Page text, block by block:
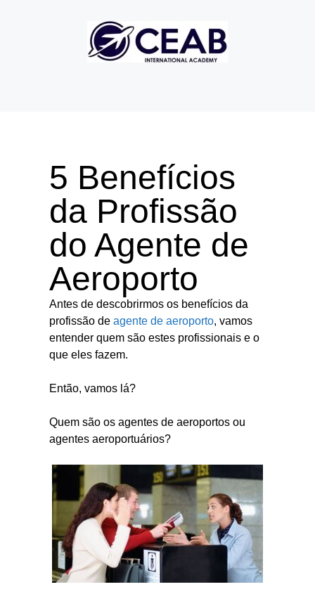
5 Benefícios
da Profissão
do Agente de
Aeroporto
Antes de descobrirmos os benefícios da
profissão de agente de aeroporto, vamos
entender quem são estes profissionais e o
que eles fazem.
Então, vamos lá?
Quem são os agentes de aeroportos ou
agentes aeroportuários?